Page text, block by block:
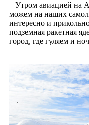
– Утром авиацией на
можем на наших
интересно и
подземная ракетная
город, где гуляем и